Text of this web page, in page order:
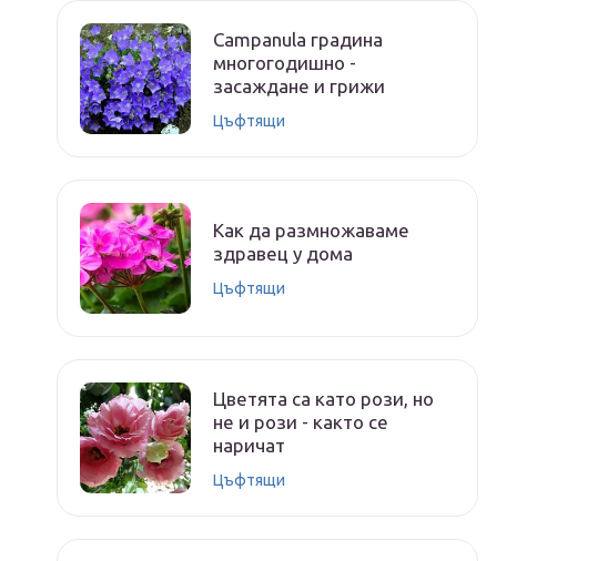
Campanula градина
многогодишно -
засаждане и грижи
Цъфтящи
Как да размножаваме
здравец у дома
Цъфтящи
Цветята са като рози, но
не и рози - както се
наричат
Цъфтящи